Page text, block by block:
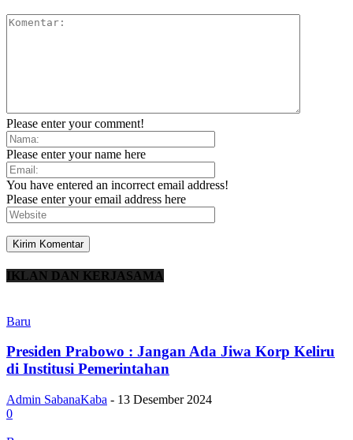
Please enter your comment!
Please enter your name here
You have entered an incorrect email address!
Please enter your email address here
IKLAN DAN KERJASAMA
Baru
Presiden Prabowo : Jangan Ada Jiwa Korp Keliru
di Institusi Pemerintahan
Admin SabanaKaba - 13 Desember 2024
0